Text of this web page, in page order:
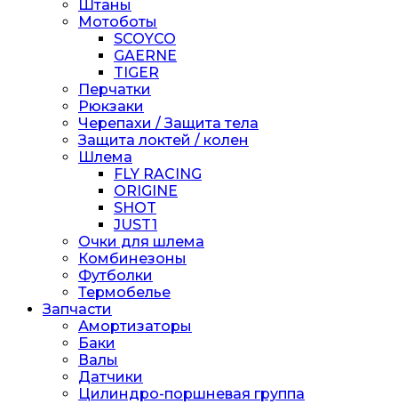
Штаны
Мотоботы
SCOYCO
GAERNE
TIGER
Перчатки
Рюкзаки
Черепахи / Защита тела
Защита локтей / колен
Шлема
FLY RACING
ORIGINE
SHOT
JUST1
Очки для шлема
Комбинезоны
Футболки
Термобелье
Запчасти
Амортизаторы
Баки
Валы
Датчики
Цилиндро-поршневая группа